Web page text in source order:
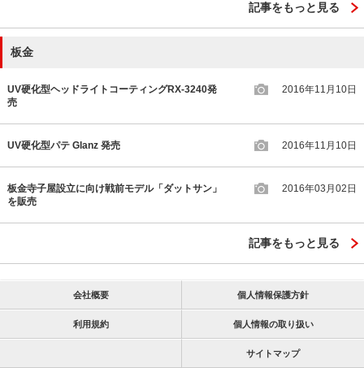
記事をもっと見る
板金
UV硬化型ヘッドライトコーティングRX-3240発
売
2016年11月10日
UV硬化型パテ Glanz 発売 2016年11月10日
板金寺子屋設立に向け戦前モデル「ダットサン」
を販売
2016年03月02日
記事をもっと見る
会社概要 個人情報保護方針
利用規約 個人情報の取り扱い
サイトマップ